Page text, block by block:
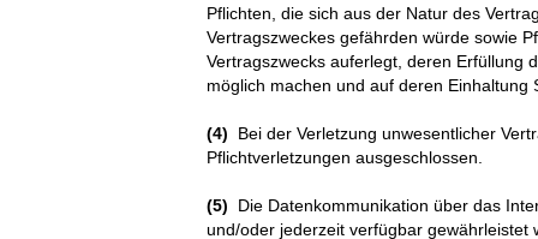
Pflichten, die sich aus der Natur des
Vertragszweckes gefährden würde sowie
Vertragszwecks auferlegt, deren Erfüllung
möglich machen und auf deren
(4) Bei der Verletzung unwesentlicher
Pflichtverletzungen ausgeschlossen.
(5)
Die Datenkommunikation über das
und/oder jederzeit verfügbar